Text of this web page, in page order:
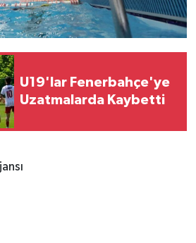
U19'lar Fenerbahçe'ye
Uzatmalarda Kaybetti